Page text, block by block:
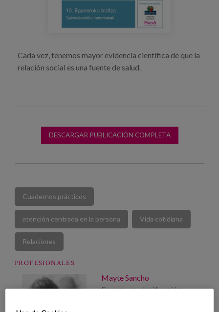
Cada vez, tenemos mayor evidencia científica de que la
relación social es una fuente de salud.
DESCARGAR PUBLICACIÓN COMPLETA
Cuadernos prácticos
atención centrada en la persona Vida cotidiana
Relaciones
PROFESIONALES
Mayte Sancho
Experta en planificación